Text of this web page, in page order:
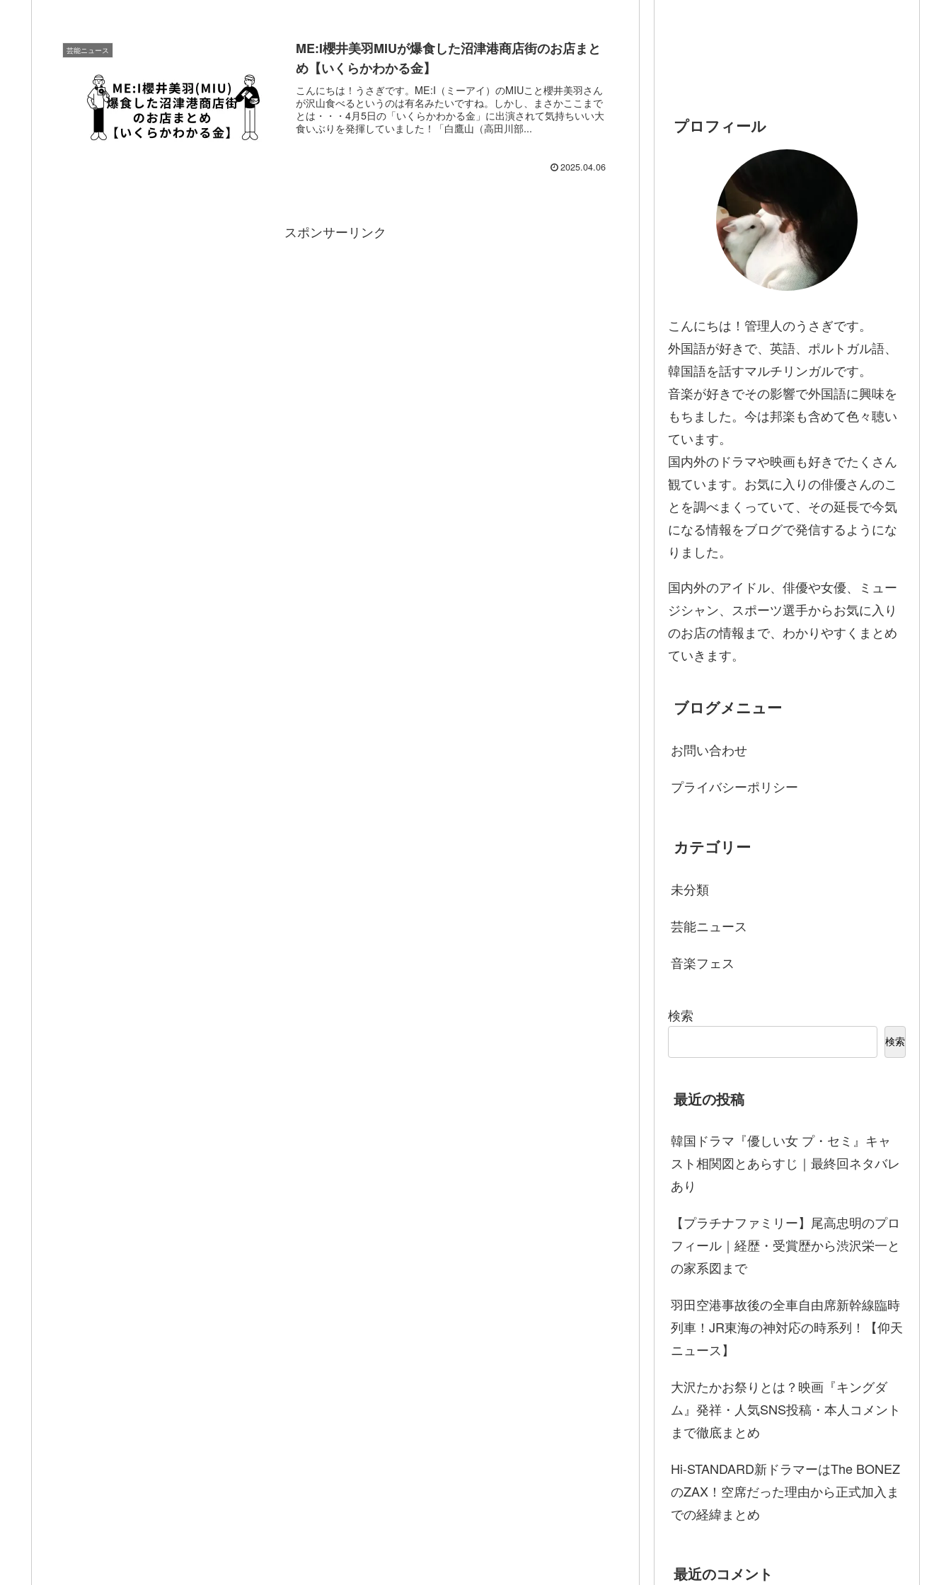
芸能ニュース
ME:I櫻井美羽MIUが爆食した沼津港商店街のお店まと
め【いくらかわかる金】
こんにちは！うさぎです。ME:I（ミーアイ）のMIUこと櫻井美羽さん
が沢山食べるというのは有名みたいですね。しかし、まさかここまで
とは・・・4月5日の「いくらかわかる金」に出演されて気持ちいい大
食いぶりを発揮していました！「白鷹山（高田川部...
2025.04.06
スポンサーリンク
プロフィール
こんにちは！管理人のうさぎです。
外国語が好きで、英語、ポルトガル語、
韓国語を話すマルチリンガルです。
音楽が好きでその影響で外国語に興味を
もちました。今は邦楽も含めて色々聴い
ています。
国内外のドラマや映画も好きでたくさん
観ています。お気に入りの俳優さんのこ
とを調べまくっていて、その延長で今気
になる情報をブログで発信するようにな
りました。
国内外のアイドル、俳優や女優、ミュー
ジシャン、スポーツ選手からお気に入り
のお店の情報まで、わかりやすくまとめ
ていきます。
ブログメニュー
お問い合わせ
プライバシーポリシー
カテゴリー
未分類
芸能ニュース
音楽フェス
検索
検索
最近の投稿
韓国ドラマ『優しい女 プ・セミ』キャ
スト相関図とあらすじ｜最終回ネタバレ
あり
【プラチナファミリー】尾高忠明のプロ
フィール｜経歴・受賞歴から渋沢栄一と
の家系図まで
羽田空港事故後の全車自由席新幹線臨時
列車！JR東海の神対応の時系列！【仰天
ニュース】
大沢たかお祭りとは？映画『キングダ
ム』発祥・人気SNS投稿・本人コメント
まで徹底まとめ
Hi-STANDARD新ドラマーはThe BONEZ
のZAX！空席だった理由から正式加入ま
での経緯まとめ
最近のコメント